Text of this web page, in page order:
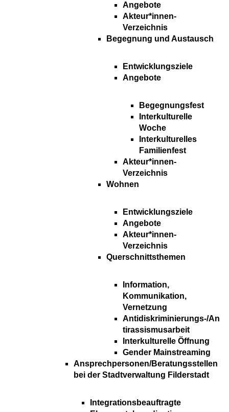
Angebote
Akteur*innen-
Verzeichnis
Begegnung und Austausch
Entwicklungsziele
Angebote
Begegnungsfest
Interkulturelle
Woche
Interkulturelles
Familienfest
Akteur*innen-
Verzeichnis
Wohnen
Entwicklungsziele
Angebote
Akteur*innen-
Verzeichnis
Querschnittsthemen
Information,
Kommunikation,
Vernetzung
Antidiskriminierungs-/An
tirassismusarbeit
Interkulturelle Öffnung
Gender Mainstreaming
Ansprechpersonen/Beratungsstellen
bei der Stadtverwaltung Filderstadt
Integrationsbeauftragte